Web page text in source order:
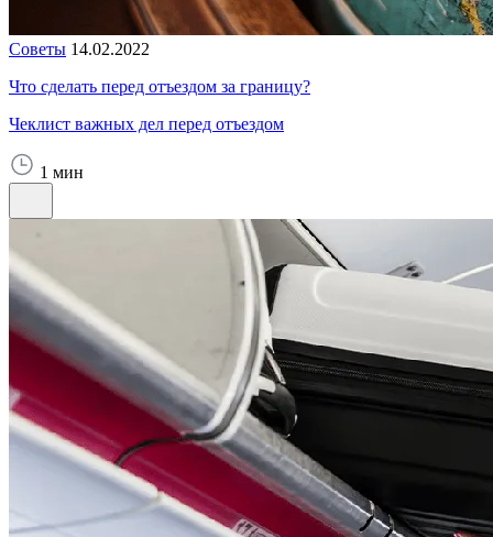
Советы 14.02.2022
Что сделать перед отъездом за границу?
Чеклист важных дел перед отъездом
1 мин